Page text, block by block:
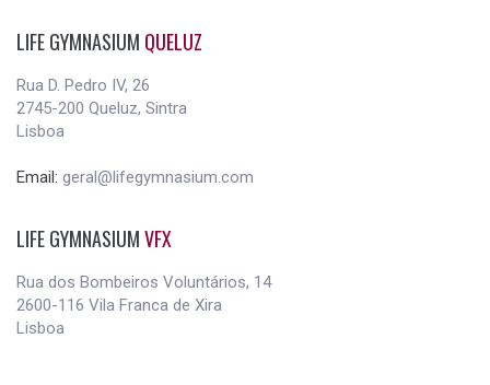
LIFE GYMNASIUM QUELUZ
Rua D. Pedro IV, 26
2745-200 Queluz, Sintra
Lisboa
Email: geral@lifegymnasium.com
LIFE GYMNASIUMVFX
Rua dos Bombeiros Voluntários, 14
2600-116 Vila Franca de Xira
Lisboa